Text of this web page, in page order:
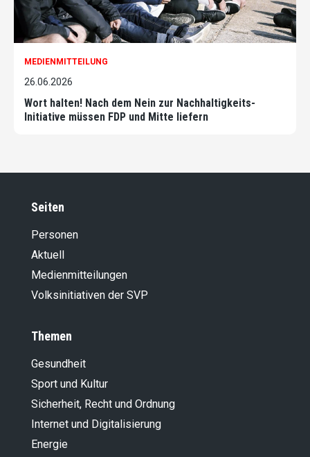
MEDIENMITTEILUNG
26.06.2026
Wort halten! Nach dem Nein zur Nachhaltigkeits-
Initiative müssen FDP und Mitte liefern
Seiten
Personen
Aktuell
Medienmitteilungen
Volksinitiativen der SVP
Themen
Gesundheit
Sport und Kultur
Sicherheit, Recht und Ordnung
Internet und Digitalisierung
Energie